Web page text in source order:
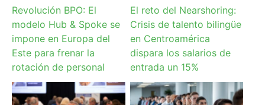
Revolución BPO: El
modelo Hub & Spoke se
impone en Europa del
Este para frenar la
rotación de personal
El reto del Nearshoring:
Crisis de talento bilingüe
en Centroamérica
dispara los salarios de
entrada un 15%